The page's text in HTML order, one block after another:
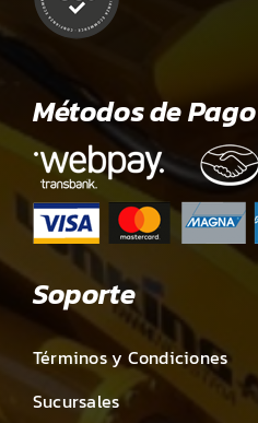
Métodos de Pago
Soporte
Términos y Condiciones
Sucursales